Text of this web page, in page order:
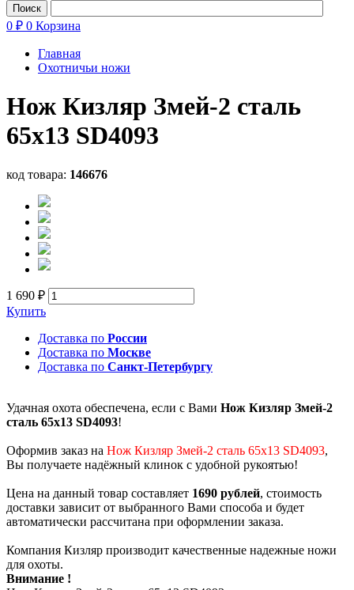
0 ₽ 0 Корзина
Главная
Охотничьи ножи
Нож Кизляр Змей-2 сталь
65х13 SD4093
код товара: 146676
1 690 ₽
Купить
Доставка по России
Доставка по Москве
Доставка по Санкт-Петербургу
Удачная охота обеспечена, если с Вами Нож Кизляр Змей-2
сталь 65х13 SD4093!
Оформив заказ на Нож Кизляр Змей-2 сталь 65х13 SD4093,
Вы получаете надёжный клинок с удобной рукоятью!
Цена на данный товар составляет 1690 рублей, стоимость
доставки зависит от выбранного Вами способа и будет
автоматически рассчитана при оформлении заказа.
Компания Кизляр производит качественные надежные ножи
для охоты.
Внимание !